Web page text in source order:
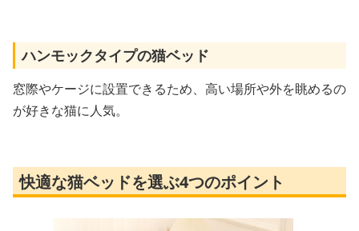
ハンモックタイプの猫ベッド
窓際やケージに設置できるため、高い場所や外を眺めるの
が好きな猫に人気。
快適な猫ベッドを選ぶ4つのポイント